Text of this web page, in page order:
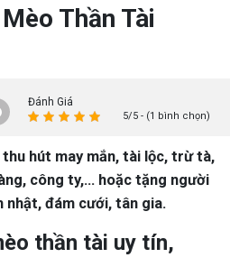
Thần Tài
Đánh Giá
5/5 - (1 bình chọn)
hút may mắn, tài lộc, trừ tà,
công ty,… hoặc tặng người
đám cưới, tân gia.
thần tài uy tín,